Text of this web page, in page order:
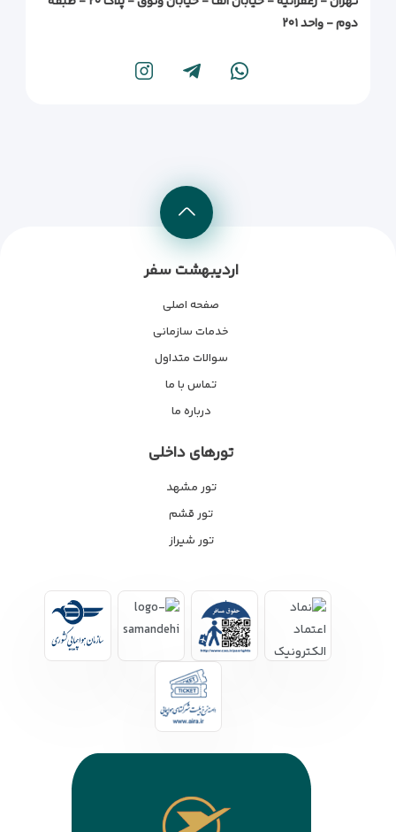
دوم - واحد ۲۰۱
اردیبهشت سفر
صفحه اصلی
خدمات سازمانی
سوالات متداول
تماس با ما
درباره ما
تورهای داخلی
تور مشهد
تور قشم
تور شیراز